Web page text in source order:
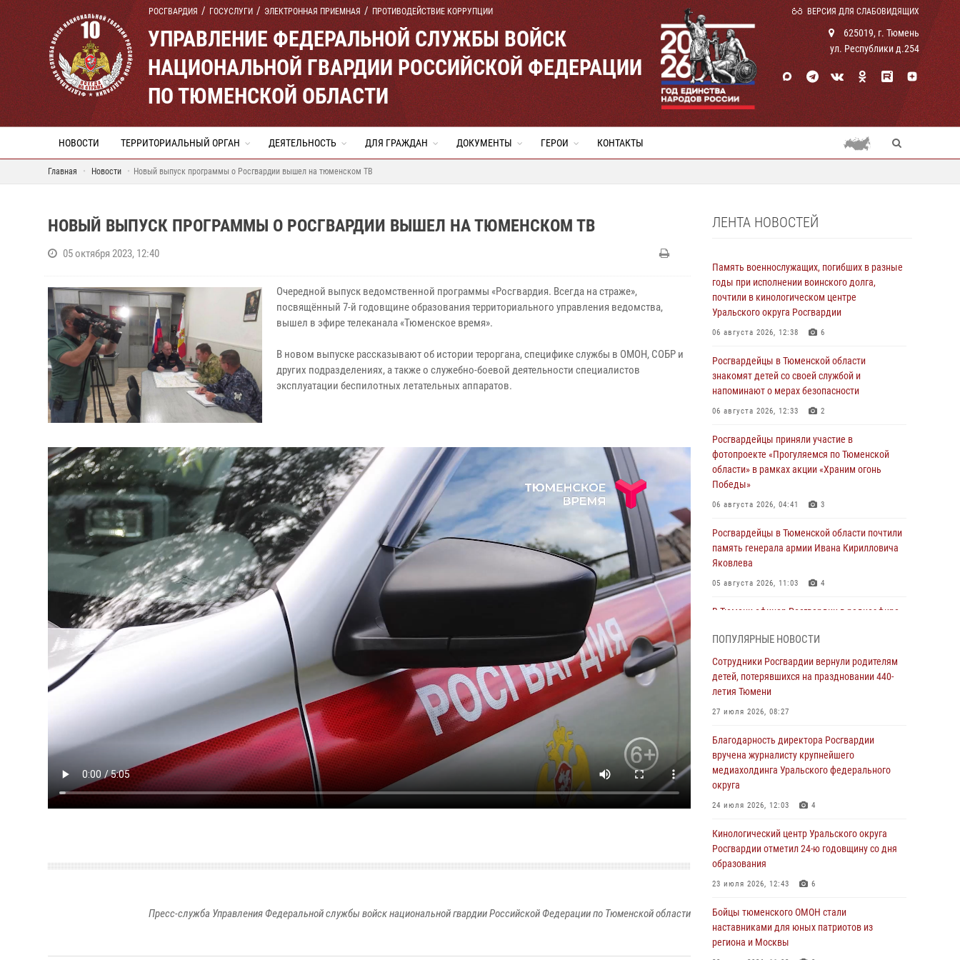
РОСГВАРДИЯ ГОСУСЛУГИ ЭЛЕКТРОННАЯ ПРИЕМНАЯ ПРОТИВОДЕЙСТВИЕ КОРРУПЦИИ ВЕРСИЯ ДЛЯ СЛАБОВИДЯЩИХ
УПРАВЛЕНИЕ ФЕДЕРАЛЬНОЙ СЛУЖБЫ ВОЙСК
НАЦИОНАЛЬНОЙ ГВАРДИИ РОССИЙСКОЙ ФЕДЕРАЦИИ
ПО ТЮМЕНСКОЙ ОБЛАСТИ
625019, г. Тюмень
ул. Республики д.254
НОВОСТИ ТЕРРИТОРИАЛЬНЫЙ ОРГАН ДЕЯТЕЛЬНОСТЬ ДЛЯ ГРАЖДАН ДОКУМЕНТЫ ГЕРОИ КОНТАКТЫ
Главная Новости Новый выпуск программы о Росгвардии вышел на тюменском ТВ
НОВЫЙ ВЫПУСК ПРОГРАММЫ О РОСГВАРДИИ ВЫШЕЛ НА ТЮМЕНСКОМ ТВ
05 октября 2023, 12:40
Очередной выпуск ведомственной программы «Росгвардия. Всегда на страже»,
посвящённый 7-й годовщине образования территориального управления ведомства,
вышел в эфире телеканала «Тюменское время».
В новом выпуске рассказывают об истории тероргана, специфике службы в ОМОН, СОБР и
других подразделениях, а также о служебно-боевой деятельности специалистов
эксплуатации беспилотных летательных аппаратов.
Пресс-служба Управления Федеральной службы войск национальной гвардии Российской Федерации по Тюменской области
ЛЕНТА НОВОСТЕЙ
Память военнослужащих, погибших в разные
годы при исполнении воинского долга,
почтили в кинологическом центре
Уральского округа Росгвардии
06 августа 2026, 12:38 6
Росгвардейцы в Тюменской области
знакомят детей со своей службой и
напоминают о мерах безопасности
06 августа 2026, 12:33 2
Росгвардейцы приняли участие в
фотопроекте «Прогуляемся по Тюменской
области» в рамках акции «Храним огонь
Победы»
06 августа 2026, 04:41 3
Росгвардейцы в Тюменской области почтили
память генерала армии Ивана Кирилловича
Яковлева
05 августа 2026, 11:03 4
В Тюмени офицер Росгвардии в радиоэфире
владения оружием
05 августа 2026, 09:56 2
Военнослужащие Росгвардии сбили дрон-
Стальной характер продемонстрировали
росгвардейцы в ходе масштабных
спортивных событий на Урале
05 августа 2026, 05:22
В Тюмени сотрудник Росгвардии во
внеслужебное время задержал виновника
ДТП
05 августа 2026, 05:15
Со 101-м Днём рождения поздравили
сотрудники Росгвардии труженицу тыла из
Тюмени
ПОПУЛЯРНЫЕ НОВОСТИ
Сотрудники Росгвардии вернули родителям
детей, потерявшихся на праздновании 440-
летия Тюмени
27 июля 2026, 08:27
Благодарность директора Росгвардии
вручена журналисту крупнейшего
медиахолдинга Уральского федерального
округа
24 июля 2026, 12:03 4
Кинологический центр Уральского округа
Росгвардии отметил 24-ю годовщину со дня
образования
23 июля 2026, 12:43 6
Бойцы тюменского ОМОН стали
наставниками для юных патриотов из
региона и Москвы